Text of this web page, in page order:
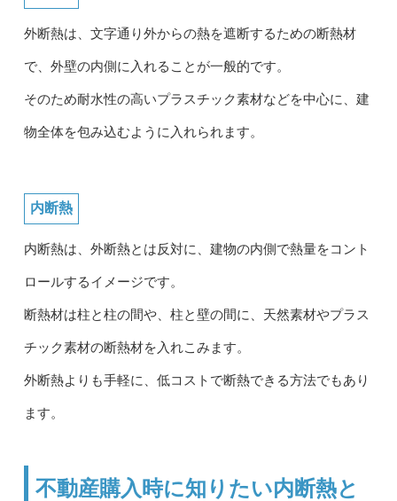
外断熱は、文字通り外からの熱を遮断するための断熱材
で、外壁の内側に入れることが一般的です。
そのため耐水性の高いプラスチック素材などを中心に、建
物全体を包み込むように入れられます。
内断熱
内断熱は、外断熱とは反対に、建物の内側で熱量をコント
ロールするイメージです。
断熱材は柱と柱の間や、柱と壁の間に、天然素材やプラス
チック素材の断熱材を入れこみます。
外断熱よりも手軽に、低コストで断熱できる方法でもあり
ます。
不動産購入時に知りたい内断熱と